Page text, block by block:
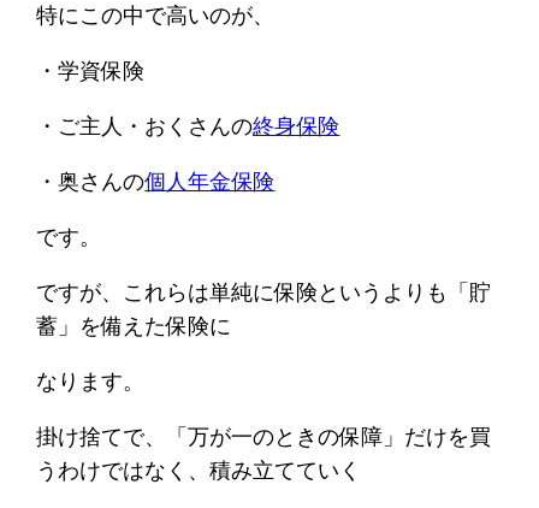
特にこの中で高いのが、
・学資保険
・ご主人・おくさんの終身保険
・奥さんの個人年金保険
です。
ですが、これらは単純に保険というよりも「貯
蓄」を備えた保険に
なります。
掛け捨てで、「万が一のときの保障」だけを買
うわけではなく、積み立てていく